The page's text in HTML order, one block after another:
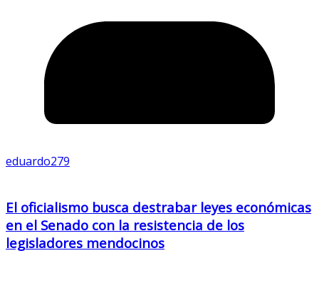
eduardo279
El oficialismo busca destrabar leyes económicas
en el Senado con la resistencia de los
legisladores mendocinos